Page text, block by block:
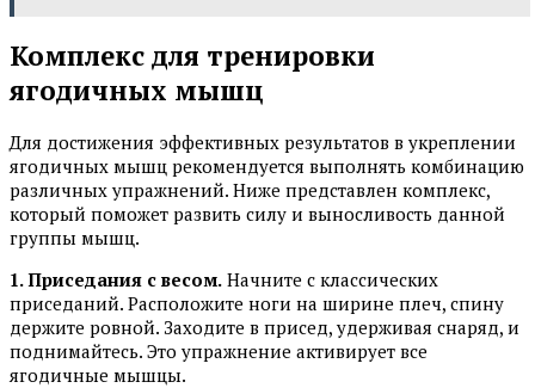
Комплекс для тренировки
ягодичных мышц
Для достижения эффективных результатов в укреплении
ягодичных мышц рекомендуется выполнять комбинацию
различных упражнений. Ниже представлен комплекс,
который поможет развить силу и выносливость данной
группы мышц.
1. Приседания с весом. Начните с классических
приседаний. Расположите ноги на ширине плеч, спину
держите ровной. Заходите в присед, удерживая снаряд, и
поднимайтесь. Это упражнение активирует все
ягодичные мышцы.